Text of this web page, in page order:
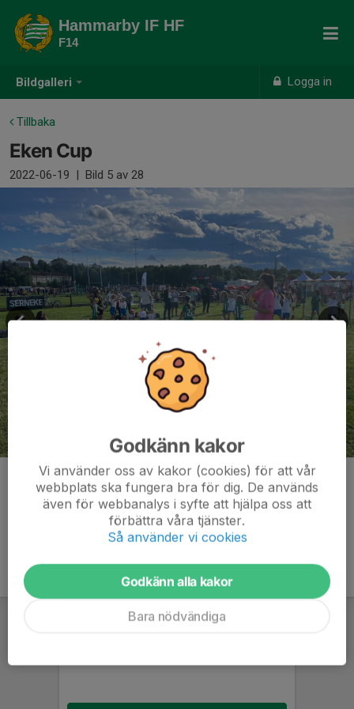
Bildgalleri Logga in
Hammarby IF HF
F14
Tillbaka
Eken Cup
2022-06-19 | Bild 5 av 28
Kommentarer
Godkänn kakor
Vi använder oss av kakor (cookies) för att vår
webbplats ska fungera bra för dig. De används
även för webbanalys i syfte att hjälpa oss att
förbättra våra tjänster.
Så använder vi cookies
Godkänn alla kakor
Bara nödvändiga